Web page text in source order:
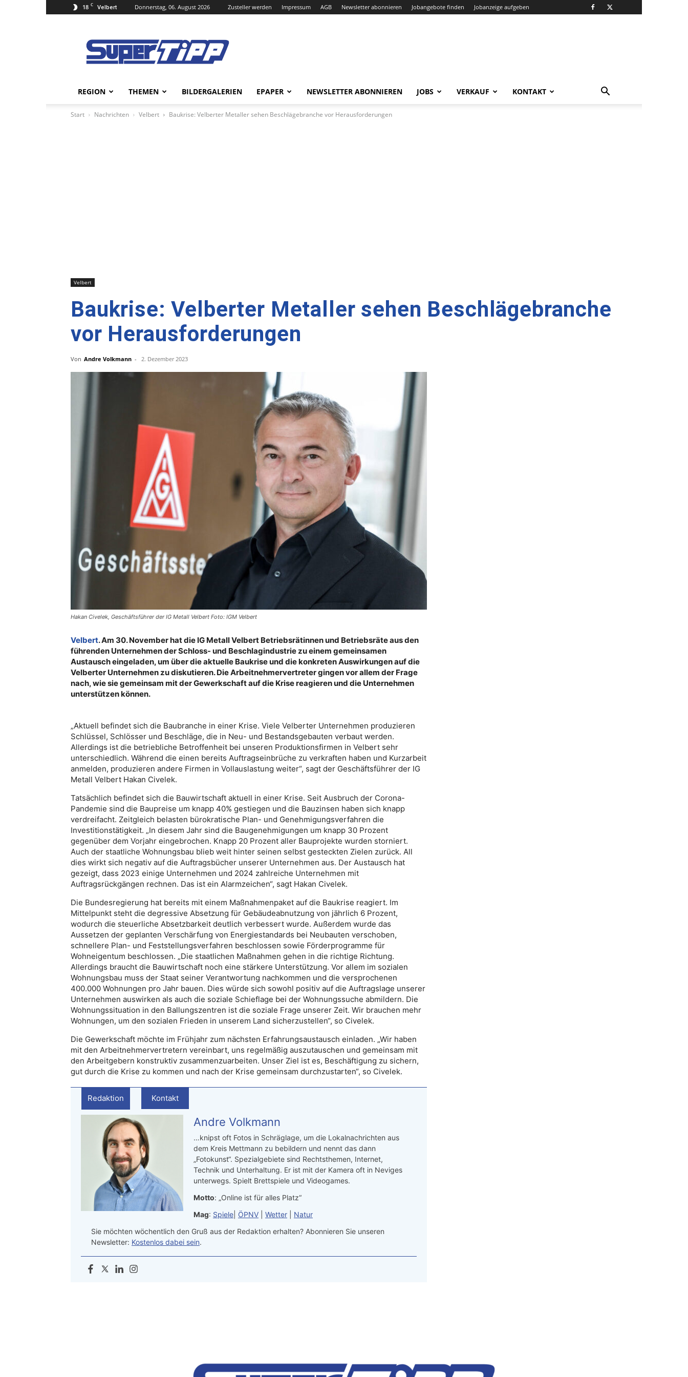
18 C Velbert Donnerstag, 06. August 2026 Zusteller werden Impressum AGB Newsletter abonnieren Jobangebote finden Jobanzeige aufgeben
Tipp
Online
REGION THEMEN BILDERGALERIEN EPAPER NEWSLETTER ABONNIEREN JOBS VERKAUF KONTAKT
Start Nachrichten Velbert Baukrise: Velberter Metaller sehen Beschlägebranche vor Herausforderungen
Velbert
Baukrise: Velberter Metaller sehen Beschlägebranche
vor Herausforderungen
Von Andre Volkmann - 2. Dezember 2023
Hakan Civelek, Geschäftsführer der IG Metall Velbert Foto: IGM Velbert
Velbert. Am 30. November hat die IG Metall Velbert Betriebsrätinnen und Betriebsräte aus den
führenden Unternehmen der Schloss- und Beschlagindustrie zu einem gemeinsamen
Austausch eingeladen, um über die aktuelle Baukrise und die konkreten Auswirkungen auf die
Velberter Unternehmen zu diskutieren. Die Arbeitnehmervertreter gingen vor allem der Frage
nach, wie sie gemeinsam mit der Gewerkschaft auf die Krise reagieren und die Unternehmen
unterstützen können.
„Aktuell befindet sich die Baubranche in einer Krise. Viele Velberter Unternehmen produzieren
Schlüssel, Schlösser und Beschläge, die in Neu- und Bestandsgebauten verbaut werden.
Allerdings ist die betriebliche Betroffenheit bei unseren Produktionsfirmen in Velbert sehr
unterschiedlich. Während die einen bereits Auftragseinbrüche zu verkraften haben und Kurzarbeit
anmelden, produzieren andere Firmen in Vollauslastung weiter“, sagt der Geschäftsführer der IG
Metall Velbert Hakan Civelek.
Tatsächlich befindet sich die Bauwirtschaft aktuell in einer Krise. Seit Ausbruch der Corona-
Pandemie sind die Baupreise um knapp 40% gestiegen und die Bauzinsen haben sich knapp
verdreifacht. Zeitgleich belasten bürokratische Plan- und Genehmigungsverfahren die
Investitionstätigkeit. „In diesem Jahr sind die Baugenehmigungen um knapp 30 Prozent
gegenüber dem Vorjahr eingebrochen. Knapp 20 Prozent aller Bauprojekte wurden storniert.
Auch der staatliche Wohnungsbau blieb weit hinter seinen selbst gesteckten Zielen zurück. All
dies wirkt sich negativ auf die Auftragsbücher unserer Unternehmen aus. Der Austausch hat
gezeigt, dass 2023 einige Unternehmen und 2024 zahlreiche Unternehmen mit
Auftragsrückgängen rechnen. Das ist ein Alarmzeichen“, sagt Hakan Civelek.
Die Bundesregierung hat bereits mit einem Maßnahmenpaket auf die Baukrise reagiert. Im
Mittelpunkt steht die degressive Absetzung für Gebäudeabnutzung von jährlich 6 Prozent,
wodurch die steuerliche Absetzbarkeit deutlich verbessert wurde. Außerdem wurde das
Aussetzen der geplanten Verschärfung von Energiestandards bei Neubauten verschoben,
schnellere Plan- und Feststellungsverfahren beschlossen sowie Förderprogramme für
Wohneigentum beschlossen. „Die staatlichen Maßnahmen gehen in die richtige Richtung.
Allerdings braucht die Bauwirtschaft noch eine stärkere Unterstützung. Vor allem im sozialen
Wohnungsbau muss der Staat seiner Verantwortung nachkommen und die versprochenen
400.000 Wohnungen pro Jahr bauen. Dies würde sich sowohl positiv auf die Auftragslage unserer
Unternehmen auswirken als auch die soziale Schieflage bei der Wohnungssuche abmildern. Die
Wohnungssituation in den Ballungszentren ist die soziale Frage unserer Zeit. Wir brauchen mehr
Wohnungen, um den sozialen Frieden in unserem Land sicherzustellen“, so Civelek.
Die Gewerkschaft möchte im Frühjahr zum nächsten Erfahrungsaustausch einladen. „Wir haben
mit den Arbeitnehmervertretern vereinbart, uns regelmäßig auszutauschen und gemeinsam mit
den Arbeitgebern konstruktiv zusammenzuarbeiten. Unser Ziel ist es, Beschäftigung zu sichern,
gut durch die Krise zu kommen und nach der Krise gemeinsam durchzustarten“, so Civelek.
Redaktion Kontakt
Andre Volkmann
…knipst oft Fotos in Schräglage, um die Lokalnachrichten aus
dem Kreis Mettmann zu bebildern und nennt das dann
„Fotokunst“. Spezialgebiete sind Rechtsthemen, Internet,
Technik und Unterhaltung. Er ist mit der Kamera oft in Neviges
unterwegs. Spielt Brettspiele und Videogames.
Motto: „Online ist für alles Platz“
Mag: Spiele ÖPNV Wetter
Natur
Sie möchten wöchentlich den Gruß aus der Redaktion erhalten? Abonnieren Sie unseren
Newsletter: Kostenlos dabei sein.